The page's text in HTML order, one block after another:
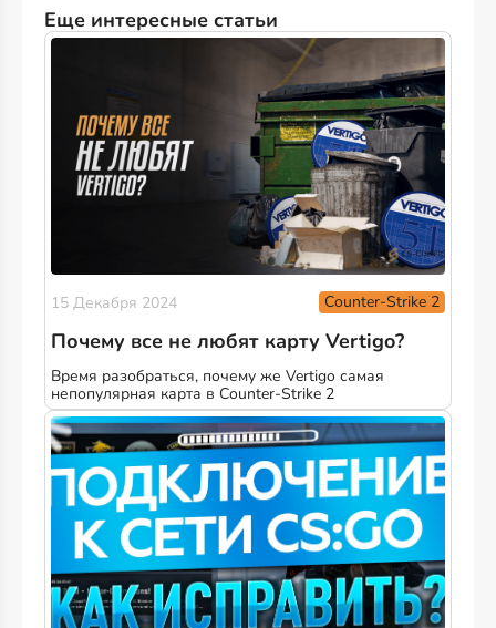
Еще интересные статьи
15 Декабря 2024 Counter-Strike 2
Почему все не любят карту Vertigo?
Время разобраться, почему же Vertigo самая
непопулярная карта в Counter-Strike 2